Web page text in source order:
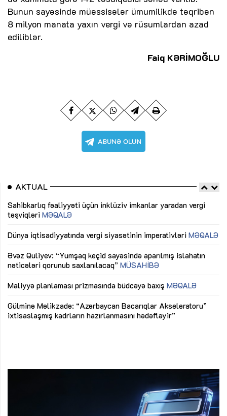
Bunun sayəsində müəssisələr ümumilikdə təqribən
8 milyon manata yaxın vergi və rüsumlardan azad
ediliblər.
Faiq KƏRİMOĞLU
AKTUAL
Sahibkarlıq fəaliyyəti üçün inklüziv imkanlar yaradan vergi
təşviqləri MƏQALƏ
Dünya iqtisadiyyatında vergi siyasətinin imperativləri MƏQALƏ
Əvəz Quliyev: “Yumşaq keçid sayəsində aparılmış islahatın
nəticələri qorunub saxlanılacaq” MÜSAHİBƏ
Maliyyə planlaması prizmasında büdcəyə baxış MƏQALƏ
Gülminə Məlikzadə: “Azərbaycan Bacarıqlar Akseleratoru”
ixtisaslaşmış kadrların hazırlanmasını hədəfləyir”